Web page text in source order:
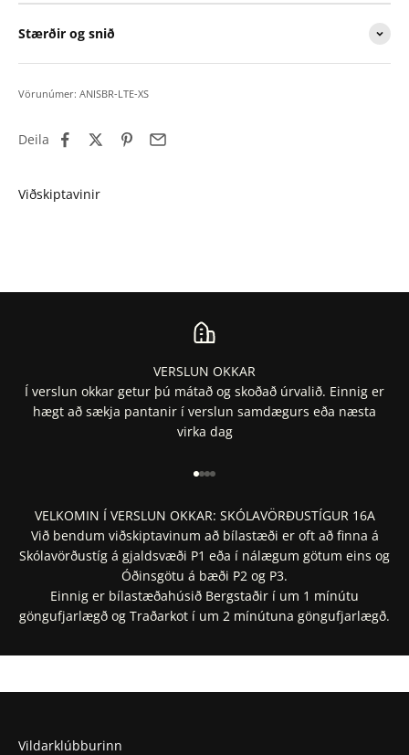
Stærðir og snið
Vörunúmer: ANISBR-LTE-XS
Deila
VERSLUN OKKAR
Í verslun okkar getur þú mátað og skoðað úrvalið. Einnig er
hægt að sækja pantanir í verslun samdægurs eða næsta
virka dag
Fara í 1
Fara í 2
Fara í 3
Fara í 4
VELKOMIN Í VERSLUN OKKAR: SKÓLAVÖRÐUSTÍGUR 16A
Við bendum viðskiptavinum að bílastæði er oft að finna á
Skólavörðustíg á gjaldsvæði P1 eða í nálægum götum eins og
Óðinsgötu á bæði P2 og P3.
Einnig er bílastæðahúsið Bergstaðir í um 1 mínútu
göngufjarlægð og Traðarkot í um 2 mínútuna göngufjarlægð.
Staðsetning í Google Maps
Vildarklúbburinn